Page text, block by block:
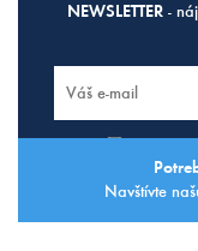
NEWSLETTER-
Navštívte